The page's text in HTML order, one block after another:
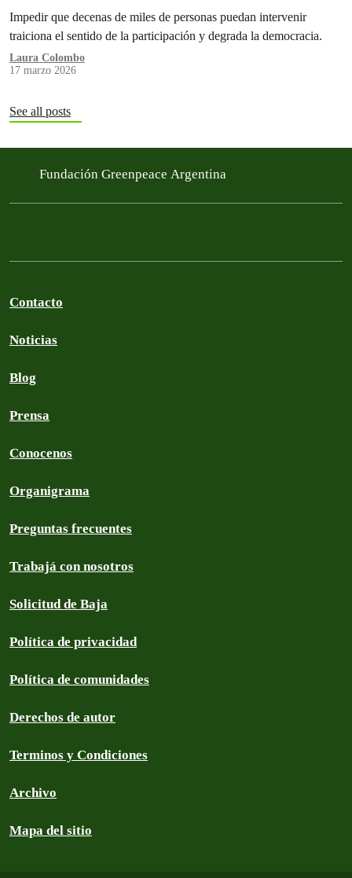
Impedir que decenas de miles de personas puedan intervenir
traiciona el sentido de la participación y degrada la democracia.
Laura Colombo
17 marzo 2026
See all posts
Fundación Greenpeace Argentina
Contacto
Noticias
Blog
Prensa
Conocenos
Organigrama
Preguntas frecuentes
Trabajá con nosotros
Solicitud de Baja
Política de privacidad
Política de comunidades
Derechos de autor
Terminos y Condiciones
Archivo
Mapa del sitio